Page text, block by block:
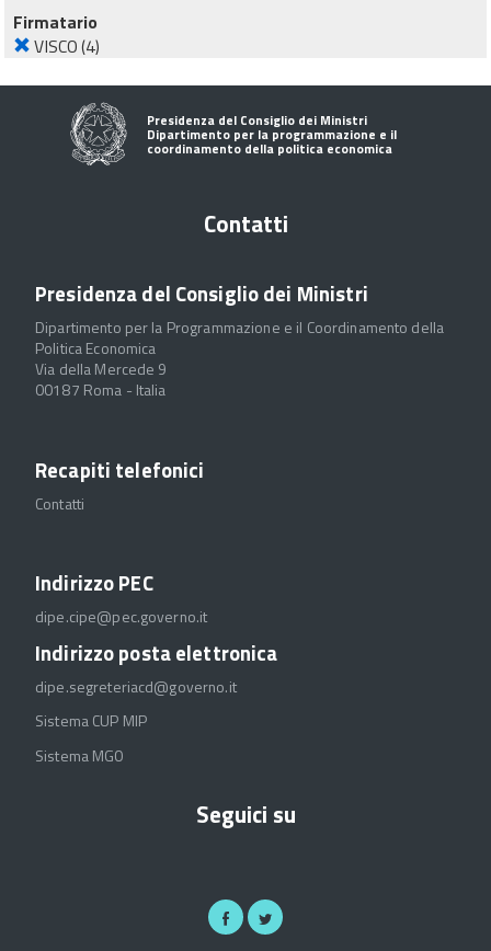
Firmatario
VISCO(4)
Presidenza del Consiglio dei Ministri
Dipartimento per la programmazione e il
coordinamento della politica economica
Contatti
Presidenza del Consiglio dei Ministri
Dipartimento per la Programmazione e il Coordinamento della
Politica Economica
Via della Mercede 9
00187 Roma - Italia
Recapiti telefonici
Contatti
Indirizzo PEC
dipe.cipe@pec.governo.it
Indirizzo posta elettronica
dipe.segreteriacd@governo.it
Sistema CUP MIP
Sistema MGO
Seguici su